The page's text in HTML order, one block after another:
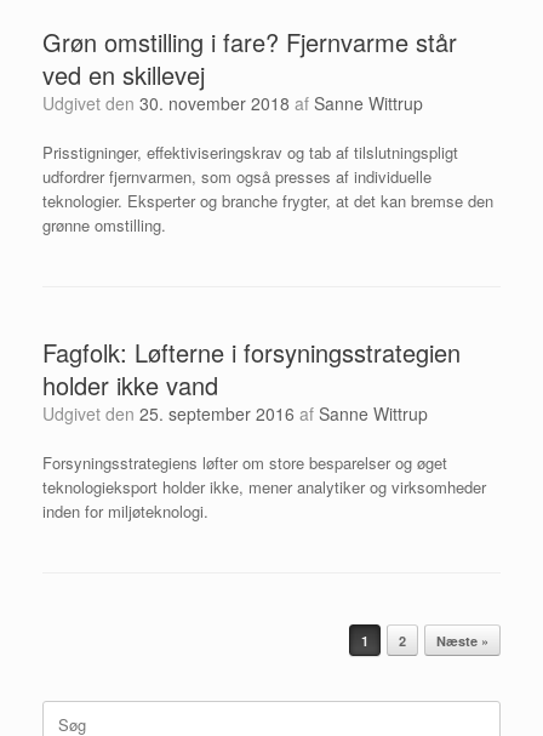
Grøn omstilling i fare? Fjernvarme står
ved en skillevej
Udgivet den 30. november 2018 af Sanne Wittrup
Prisstigninger, effektiviseringskrav og tab af tilslutningspligt
udfordrer fjernvarmen, som også presses af individuelle
teknologier. Eksperter og branche frygter, at det kan bremse den
grønne omstilling.
Fagfolk: Løfterne i forsyningsstrategien
holder ikke vand
Udgivet den 25. september 2016 af Sanne Wittrup
Forsyningsstrategiens løfter om store besparelser og øget
teknologieksport holder ikke, mener analytiker og virksomheder
inden for miljøteknologi.
1 2 Næste »
Søg